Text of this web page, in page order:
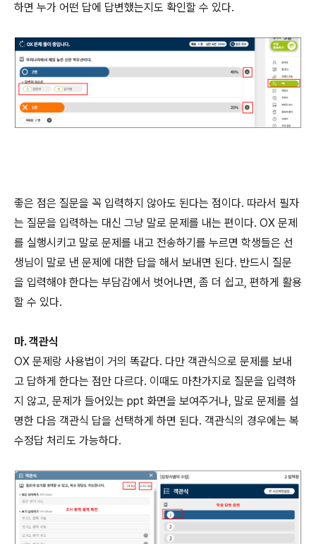
하면 누가 어떤 답에 답변했는지도 확인할 수 있다.
좋은 점은 질문을 꼭 입력하지 않아도 된다는 점이다. 따라서 필자
는 질문을 입력하는 대신 그냥 말로 문제를 내는 편이다. OX 문제
를 실행시키고 말로 문제를 내고 전송하기를 누르면 학생들은 선
생님이 말로 낸 문제에 대한 답을 해서 보내면 된다. 반드시 질문
을 입력해야 한다는 부담감에서 벗어나면, 좀 더 쉽고, 편하게 활용
할 수 있다.
마. 객관식
OX 문제랑 사용법이 거의 똑같다. 다만 객관식으로 문제를 보내
고 답하게 한다는 점만 다르다. 이때도 마찬가지로 질문을 입력하
지 않고, 문제가 들어있는 ppt 화면을 보여주거나, 말로 문제를 설
명한 다음 객관식 답을 선택하게 하면 된다. 객관식의 경우에는 복
수정답 처리도 가능하다.